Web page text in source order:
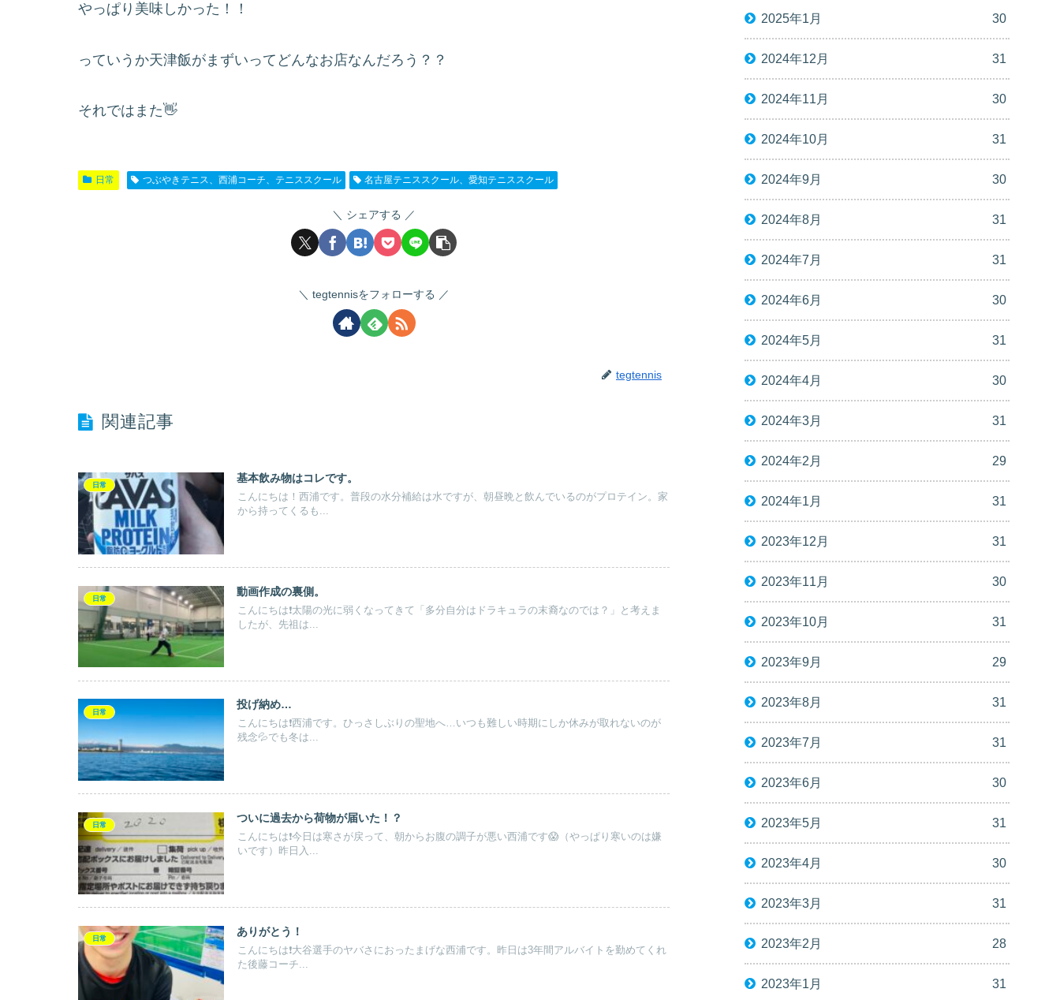
やっぱり美味しかった！！
っていうか天津飯がまずいってどんなお店なんだろう？？
それではまた👋
日常 つぶやきテニス、西浦コーチ、テニススクール 名古屋テニススクール、愛知テニススクール
シェアする
tegtennisをフォローする
tegtennis
関連記事
日常
基本飲み物はコレです。
こんにちは！西浦です。普段の水分補給は水ですが、朝昼晩と飲んでいるのがプロテイン。家
から持ってくるも...
日常
動画作成の裏側。
こんにちは❗️太陽の光に弱くなってきて「多分自分はドラキュラの末裔なのでは？」と考えま
したが、先祖は...
日常
投げ納め…
こんにちは❗️西浦です。ひっさしぶりの聖地へ…いつも難しい時期にしか休みが取れないのが
残念💦でも冬は...
日常
ついに過去から荷物が届いた！？
こんにちは❗️今日は寒さが戻って、朝からお腹の調子が悪い西浦です😱（やっぱり寒いのは嫌
いです）昨日入...
日常
ありがとう！
こんにちは❗️大谷選手のヤバさにおったまげな西浦です。昨日は3年間アルバイトを勤めてくれ
た後藤コーチ...
2025年1月 30
2024年12月 31
2024年11月 30
2024年10月 31
2024年9月 30
2024年8月 31
2024年7月 31
2024年6月 30
2024年5月 31
2024年4月 30
2024年3月 31
2024年2月 29
2024年1月 31
2023年12月 31
2023年11月 30
2023年10月 31
2023年9月 29
2023年8月 31
2023年7月 31
2023年6月 30
2023年5月 31
2023年4月 30
2023年3月 31
2023年2月 28
2023年1月 31